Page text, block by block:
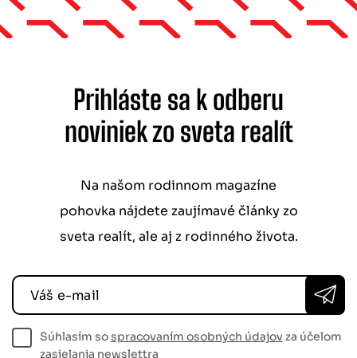
Prihláste sa k odberu
noviniek zo sveta realít
Na našom rodinnom magazíne
pohovka nájdete zaujímavé články zo
sveta realít, ale aj z rodinného života.
Váš e-mail
Súhlasím sospracovaním osobných údajov za účelom
zasielania newslettra